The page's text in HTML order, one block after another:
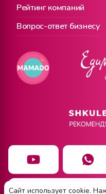
Рейтинг компаний
Вопрос-ответ бизнесу
Сайт использует cookie.